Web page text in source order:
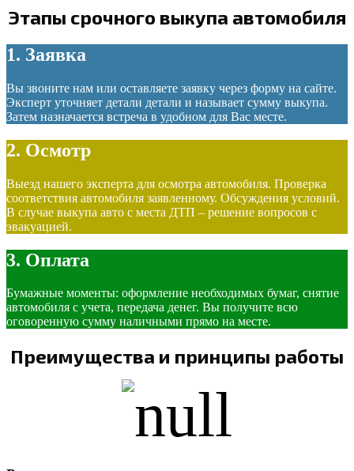
Этапы срочного выкупа автомобиля
1. Заявка
Вы звоните нам или оставляете заявку через форму на сайте.
Эксперт уточняет детали детали и называет сумму выкупа.
Затем назначается встреча в удобном для Вас месте.
2. Осмотр
Выезд нашего эксперта для осмотра автомобиля. Проверка
соответствия автомобиля заявленному. Обсуждения условий.
В случае выкупа авто с места ДТП – решение вопросов с
эвакуацией.
3. Оплата
Бумажные моменты: оформление необходимых бумаг, снятие
автомобиля с учета, передача денег. Вы получите всю
оговоренную сумму наличными прямо на месте.
Преимущества и принципы работы